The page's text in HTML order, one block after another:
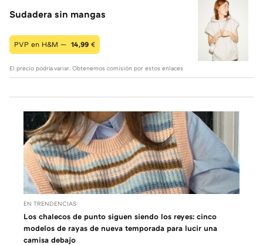
Sudadera sin mangas
PVP en H&M — 14,99 €
El precio podría variar. Obtenemos comisión por estos enlaces
EN TRENDENCIAS
Los chalecos de punto siguen siendo los reyes: cinco
modelos de rayas de nueva temporada para lucir una
camisa debajo